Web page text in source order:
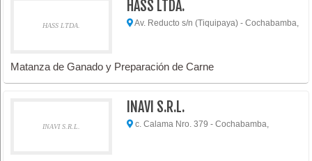
HASS LTDA.
HASS LTDA.
Av. Reducto s/n (Tiquipaya) - Cochabamba,
Matanza de Ganado y Preparación de Carne
INAVI S.R.L.
INAVI S.R.L.
c. Calama Nro. 379 - Cochabamba,